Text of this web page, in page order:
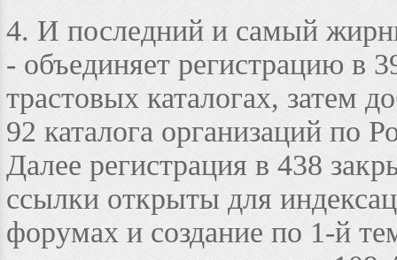
4. И последний и самый
- объединяет регистрацию в
трастовых каталогах, затем
92 каталога организаций по
Далее регистрация в 438
ссылки открыты для
форумах и создание по 1-й